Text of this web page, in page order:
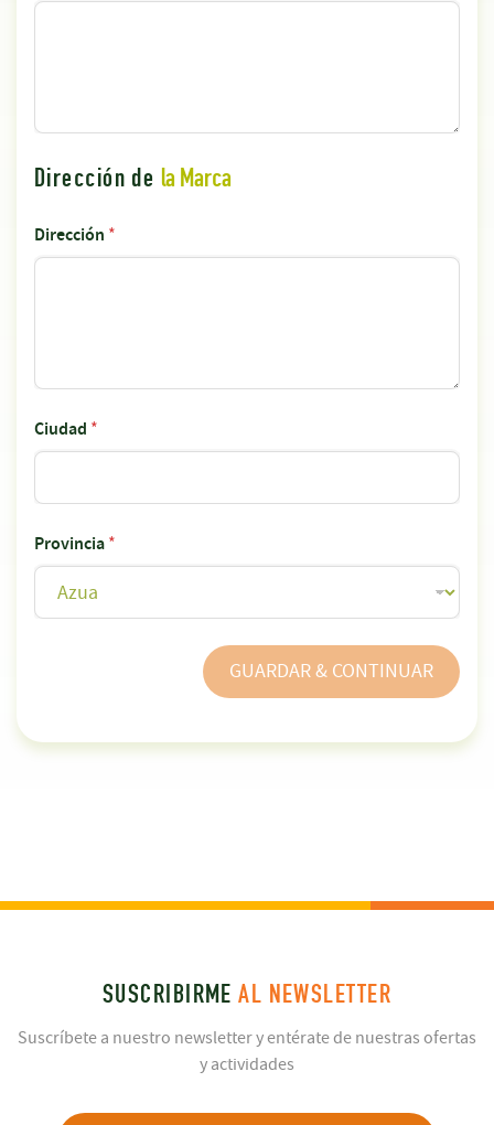
Dirección de la Marca
Dirección *
Ciudad *
Provincia *
GUARDAR & CONTINUAR
SUSCRIBIRMEAL NEWSLETTER
Suscríbete a nuestro newsletter y entérate de nuestras ofertas
y actividades